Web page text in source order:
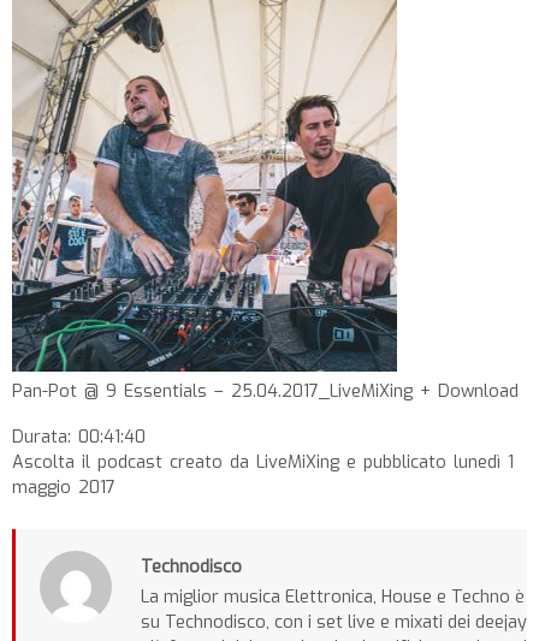
Pan-Pot @ 9 Essentials – 25.04.2017_LiveMiXing + Download
Durata: 00:41:40
Ascolta il podcast creato da LiveMiXing e pubblicato lunedì 1
maggio 2017
Technodisco
La miglior musica Elettronica, House e Techno è
su Technodisco, con i set live e mixati dei deejay